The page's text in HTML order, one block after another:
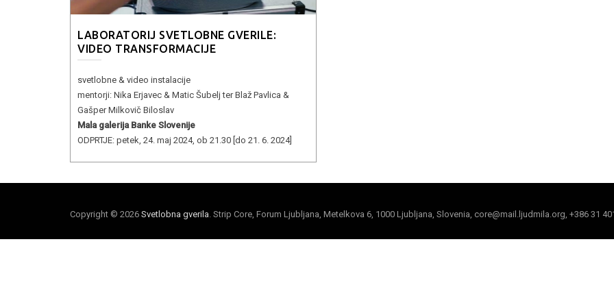
LABORATORIJ SVETLOBNE GVERILE:
VIDEO TRANSFORMACIJE
svetlobne & video instalacije
mentorji: Nika Erjavec & Matic Šubelj ter Blaž Pavlica &
Gašper Milkovič Biloslav
Mala galerija Banke Slovenije
ODPRTJE: petek, 24. maj 2024, ob 21.30 [do 21. 6. 2024]
Copyright © 2026 Svetlobna gverila . Strip Core, Forum Ljubljana, Metelkova 6, 1000 Ljubljana, Slovenia, core@mail.ljudmila.org, +386 31